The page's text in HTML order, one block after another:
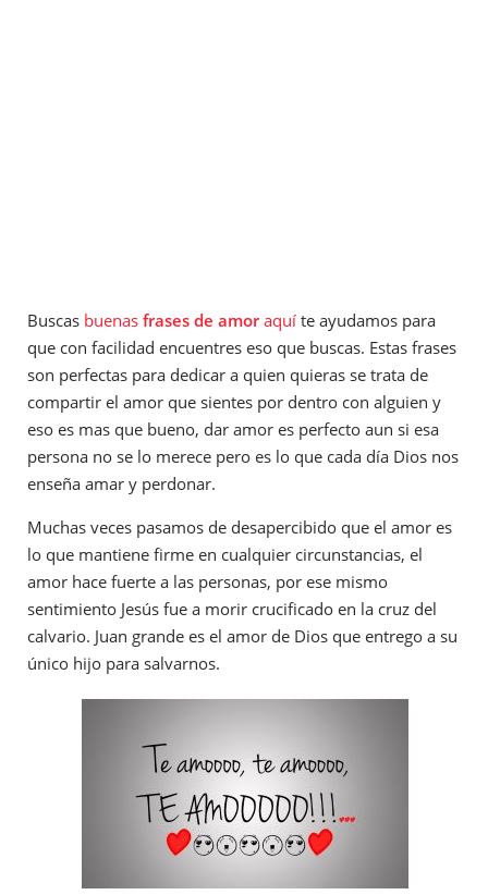
Buscas buenas frases de amoraquí te ayudamos para
que con facilidad encuentres eso que buscas. Estas frases
son perfectas para dedicar a quien quieras se trata de
compartir el amor que sientes por dentro con alguien y
eso es mas que bueno, dar amor es perfecto aun si esa
persona no se lo merece pero es lo que cada día Dios nos
enseña amar y perdonar.
Muchas veces pasamos de desapercibido que el amor es
lo que mantiene firme en cualquier circunstancias, el
amor hace fuerte a las personas, por ese mismo
sentimiento Jesús fue a morir crucificado en la cruz del
calvario. Juan grande es el amor de Dios que entrego a su
único hijo para salvarnos.